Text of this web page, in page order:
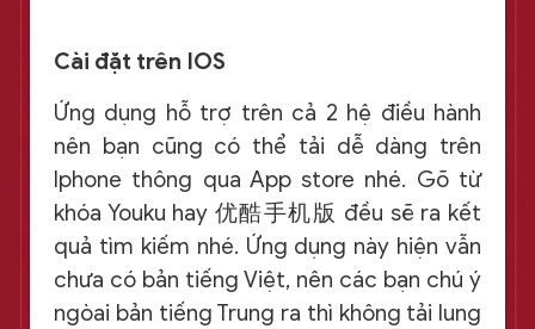
Cài đặt trên IOS
Ứng dụng hỗ trợ trên cả 2 hệ điều hành
nên bạn cũng có thể tải dễ dàng trên
Iphone thông qua App store nhé. Gõ từ
khóa Youku hay 优酷手机版 đều sẽ ra kết
quả tìm kiếm nhé. Ứng dụng này hiện vẫn
chưa có bản tiếng Việt, nên các bạn chú ý
ngòai bản tiếng Trung ra thì không tải lung